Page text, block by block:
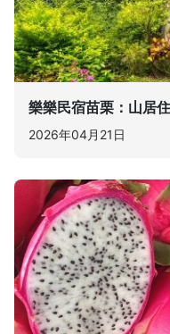
樂樂民宿苗栗：山居
2026年04月21日